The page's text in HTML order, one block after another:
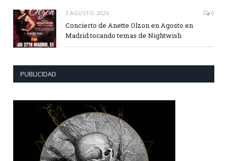
3 AGOSTO, 2026 0
Concierto de Anette Olzon en Agosto en
Madrid tocando temas de Nightwish
PUBLICIDAD